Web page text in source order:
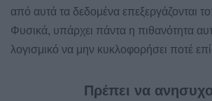
από αυτά τα δεδομένα επεξεργάζονται
Φυσικά, υπάρχει πάντα η πιθανότητα
λογισμικό να μην κυκλοφορήσει ποτέ
Πρέπει να